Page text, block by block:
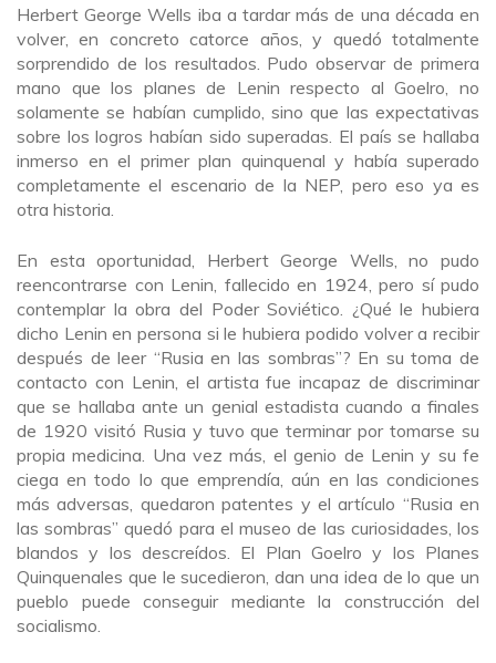
Herbert George Wells iba a tardar más de una década en
volver, en concreto catorce años, y quedó totalmente
sorprendido de los resultados. Pudo observar de primera
mano que los planes de Lenin respecto al Goelro, no
solamente se habían cumplido, sino que las expectativas
sobre los logros habían sido superadas. El país se hallaba
inmerso en el primer plan quinquenal y había superado
completamente el escenario de la NEP, pero eso ya es
otra historia.
En esta oportunidad, Herbert George Wells, no pudo
reencontrarse con Lenin, fallecido en 1924, pero sí pudo
contemplar la obra del Poder Soviético. ¿Qué le hubiera
dicho Lenin en persona si le hubiera podido volver a recibir
después de leer “Rusia en las sombras”? En su toma de
contacto con Lenin, el artista fue incapaz de discriminar
que se hallaba ante un genial estadista cuando a finales
de 1920 visitó Rusia y tuvo que terminar por tomarse su
propia medicina. Una vez más, el genio de Lenin y su fe
ciega en todo lo que emprendía, aún en las condiciones
más adversas, quedaron patentes y el artículo “Rusia en
las sombras” quedó para el museo de las curiosidades, los
blandos y los descreídos. El Plan Goelro y los Planes
Quinquenales que le sucedieron, dan una idea de lo que un
pueblo puede conseguir mediante la construcción del
socialismo.